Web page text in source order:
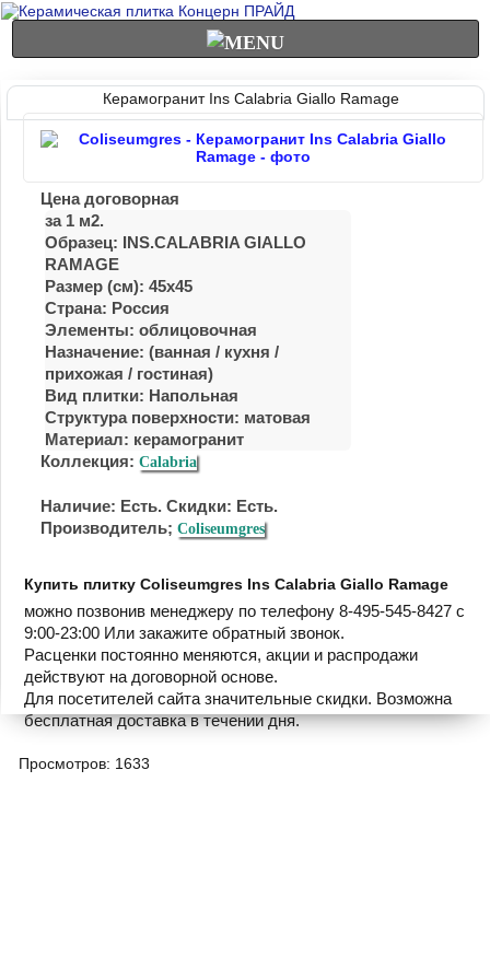
Керамогранит Ins Calabria Giallo Ramage
Цена договорная
за 1 м2.
Образец: INS.CALABRIA GIALLO
RAMAGE
Размер (см): 45x45
Страна: Россия
Элементы: облицовочная
Назначение: (ванная / куxня /
приxожая / гостиная)
Вид плитки: Напольная
Структура поверхности: матовая
Материал: керамогранит
Коллекция: Calabria
Наличие: Есть. Скидки: Есть.
Производитель; Coliseumgres
Купить плитку Coliseumgres Ins Calabria Giallo Ramage
можно позвонив менеджеру по телефону 8-495-545-8427 с
9:00-23:00 Или закажите обратный звонок.
Расценки постоянно меняются, акции и распродажи
действуют на договорной основе.
Для посетителей сайта значительные скидки. Возможна
бесплатная доставка в течении дня.
Просмотров: 1633